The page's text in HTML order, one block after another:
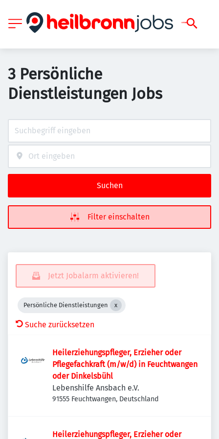
3 Persönliche
Dienstleistungen Jobs
Suchen
Filter einschalten
Jetzt Jobalarm aktivieren!
Persönliche Dienstleistungen
Suche zurücksetzen
Heilerziehungspfleger, Erzieher oder
Pflegefachkraft (m/w/d) in Feuchtwangen
oder Dinkelsbühl
Lebenshilfe Ansbach e.V.
91555 Feuchtwangen, Deutschland
Heilerziehungspfleger, Erzieher oder